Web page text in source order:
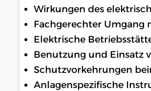
Wirkungen des
Fachgerechter Umgang
Elektrische
Benutzung und Einsatz
Schutzvorkehrungen
Anlagenspezifische